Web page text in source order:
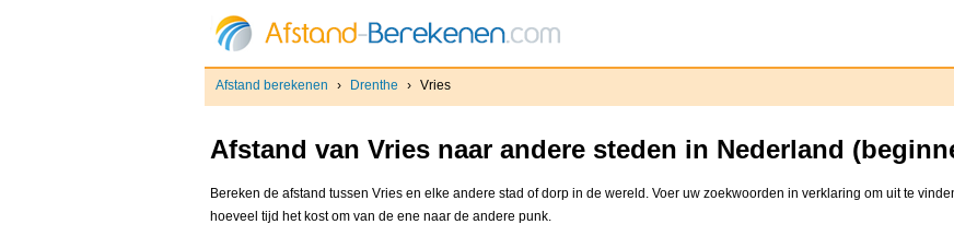
Afstand berekenen › Drenthe › Vries
Afstand van Vries naar andere steden in Nederland
Bereken de afstand tussen Vries en elke andere stad of dorp in de wereld. Voer uw zoekwoorden in verklaring om uit te
hoeveel tijd het kost om van de ene naar de andere punk.